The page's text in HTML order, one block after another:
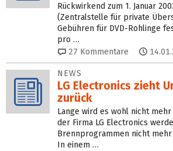
Rückwirkend zum 1. Januar
(Zentralstelle für private
Gebühren für DVD-Rohlinge
pro …
27 Kommentare
NEWS
LG Electronics zieht
zurück
Lange wird es wohl nicht
der Firma LG Electronics
Brennprogrammen nicht
In einem …